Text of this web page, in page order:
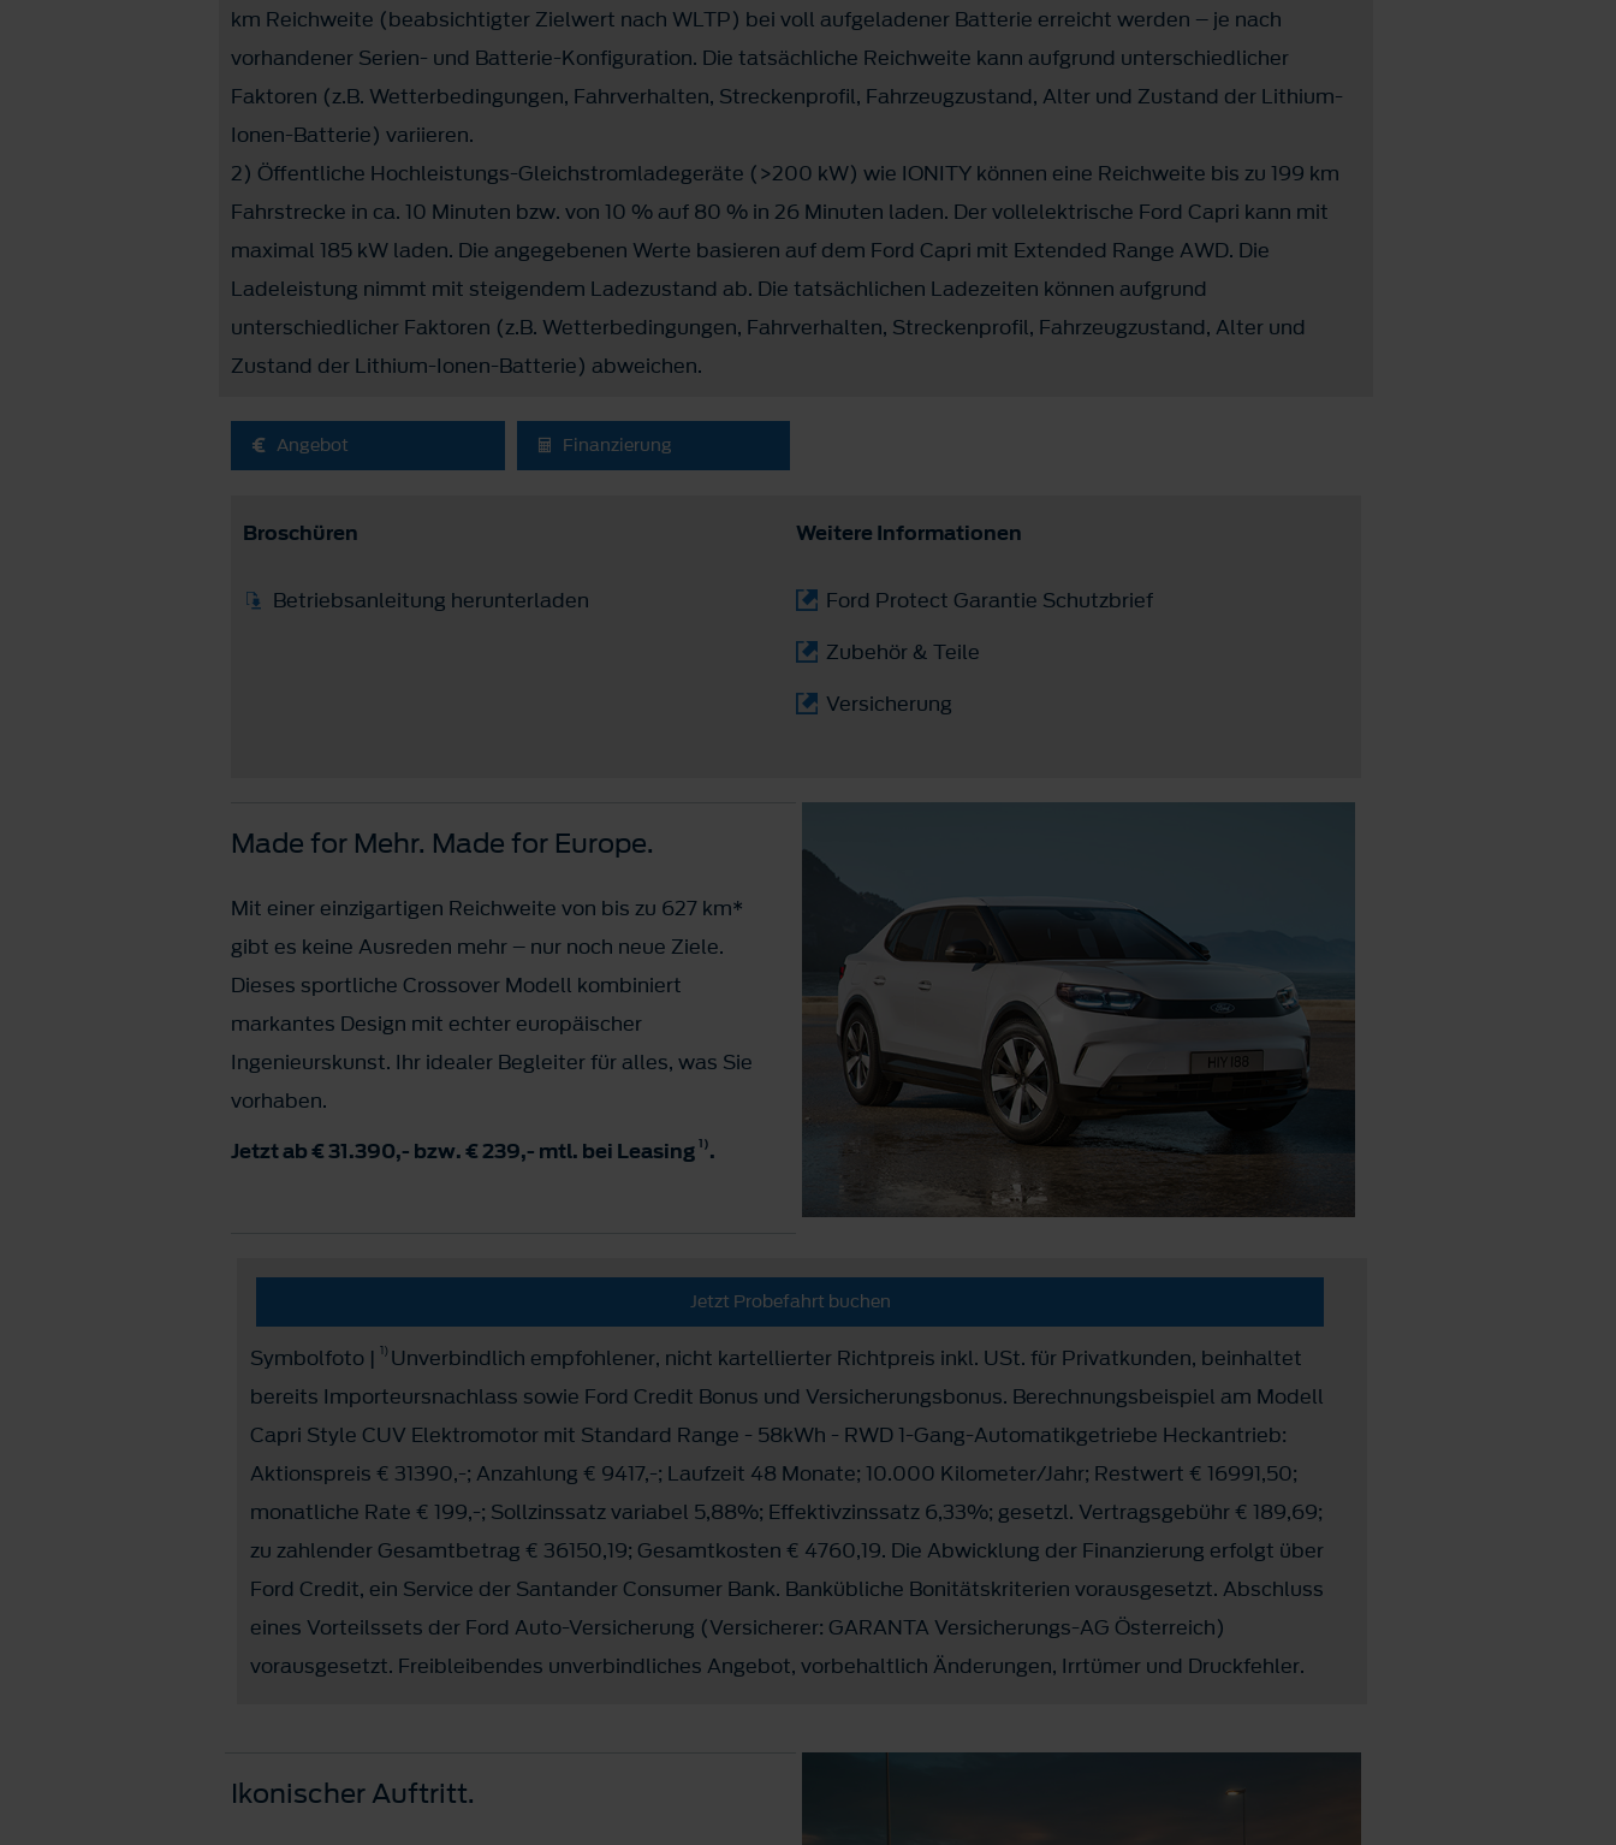
km Reichweite (beabsichtigter Zielwert nach WLTP) bei voll aufgeladener Batterie erreicht werden – je nach
vorhandener Serien- und Batterie-Konfiguration. Die tatsächliche Reichweite kann aufgrund unterschiedlicher
Faktoren (z.B. Wetterbedingungen, Fahrverhalten, Streckenprofil, Fahrzeugzustand, Alter und Zustand der Lithium-
Ionen-Batterie) variieren.
2) Öffentliche Hochleistungs-Gleichstromladegeräte (>200 kW) wie IONITY können eine Reichweite bis zu 199 km
Fahrstrecke in ca. 10 Minuten bzw. von 10 % auf 80 % in 26 Minuten laden. Der vollelektrische Ford Capri kann mit
maximal 185 kW laden. Die angegebenen Werte basieren auf dem Ford Capri mit Extended Range AWD. Die
Ladeleistung nimmt mit steigendem Ladezustand ab. Die tatsächlichen Ladezeiten können aufgrund
unterschiedlicher Faktoren (z.B. Wetterbedingungen, Fahrverhalten, Streckenprofil, Fahrzeugzustand, Alter und
Zustand der Lithium-Ionen-Batterie) abweichen.
Angebot Finanzierung
Broschüren
Betriebsanleitung herunterladen
Weitere Informationen
Ford Protect Garantie Schutzbrief
Zubehör & Teile
Versicherung
Made for Mehr. Made for Europe.
Mit einer einzigartigen Reichweite von bis zu 627 km*
gibt es keine Ausreden mehr – nur noch neue Ziele.
Dieses sportliche Crossover Modell kombiniert
markantes Design mit echter europäischer
Ingenieurskunst. Ihr idealer Begleiter für alles, was Sie
vorhaben.
Jetzt ab € 31.390,- bzw. € 239,- mtl. bei Leasing 1).
Jetzt Probefahrt buchen
Symbolfoto | 1) Unverbindlich empfohlener, nicht kartellierter Richtpreis inkl. USt. für Privatkunden, beinhaltet
bereits Importeursnachlass sowie Ford Credit Bonus und Versicherungsbonus. Berechnungsbeispiel am Modell
Capri Style CUV Elektromotor mit Standard Range - 58kWh - RWD 1-Gang-Automatikgetriebe Heckantrieb:
Aktionspreis € 31390,-; Anzahlung € 9417,-; Laufzeit 48 Monate; 10.000 Kilometer/Jahr; Restwert € 16991,50;
monatliche Rate € 199,-; Sollzinssatz variabel 5,88%; Effektivzinssatz 6,33%; gesetzl. Vertragsgebühr € 189,69;
zu zahlender Gesamtbetrag € 36150,19; Gesamtkosten € 4760,19. Die Abwicklung der Finanzierung erfolgt über
Ford Credit, ein Service der Santander Consumer Bank. Bankübliche Bonitätskriterien vorausgesetzt. Abschluss
eines Vorteilssets der Ford Auto-Versicherung (Versicherer: GARANTA Versicherungs-AG Österreich)
vorausgesetzt. Freibleibendes unverbindliches Angebot, vorbehaltlich Änderungen, Irrtümer und Druckfehler.
Ikonischer Auftritt.